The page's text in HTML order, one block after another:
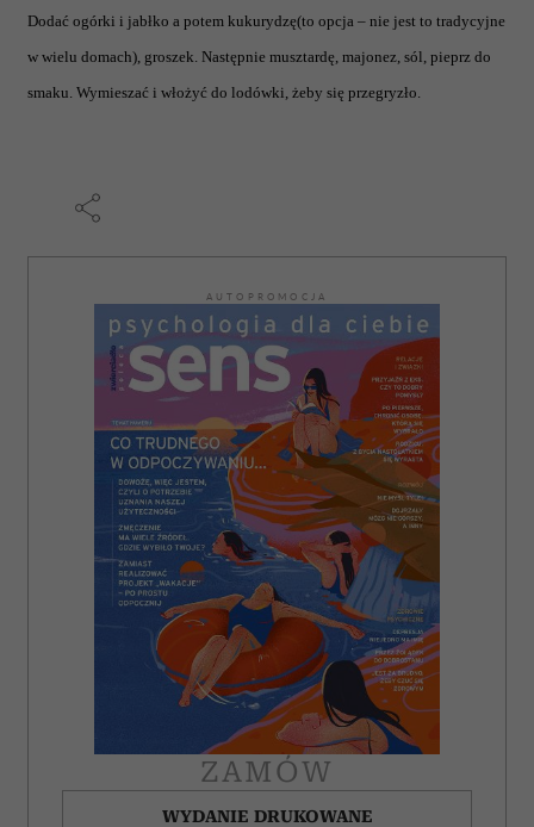
Dodać ogórki i jabłko a potem kukurydzę(to opcja – nie jest to tradycyjne
w wielu domach), groszek. Następnie musztardę, majonez, sól, pieprz do
smaku. Wymieszać i włożyć do lodówki, żeby się przegryzło.
AUTOPROMOCJA
ZAMÓW
WYDANIE DRUKOWANE